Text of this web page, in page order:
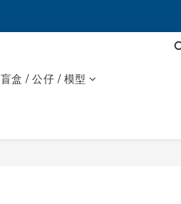
盲盒 / 公仔 / 模型